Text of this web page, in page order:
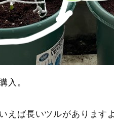
入。
えば長いツルがあります